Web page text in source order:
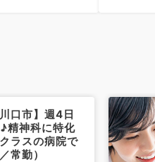
口市】週4日
精神科に特化
ラスの病院で
常勤）